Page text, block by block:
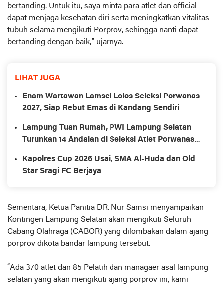
bertanding. Untuk itu, saya minta para atlet dan official
dapat menjaga kesehatan diri serta meningkatkan vitalitas
tubuh selama mengikuti Porprov, sehingga nanti dapat
bertanding dengan baik,” ujarnya.
LIHAT JUGA
Enam Wartawan Lamsel Lolos Seleksi Porwanas
2027, Siap Rebut Emas di Kandang Sendiri
Lampung Tuan Rumah, PWI Lampung Selatan
Turunkan 14 Andalan di Seleksi Atlet Porwanas
Kapolres Cup 2026 Usai, SMA Al-Huda dan Old
Star Sragi FC Berjaya
Sementara, Ketua Panitia DR. Nur Samsi menyampaikan
Kontingen Lampung Selatan akan mengikuti Seluruh
Cabang Olahraga (CABOR) yang dilombakan dalam ajang
porprov dikota bandar lampung tersebut.
“Ada 370 atlet dan 85 Pelatih dan managaer asal lampung
selatan yang akan mengikuti ajang porprov ini, kami